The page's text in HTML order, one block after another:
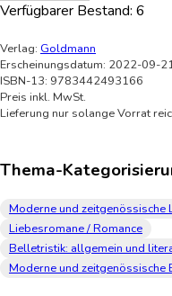
Verfügbarer Bestand: 6
Verlag: Goldmann
Erscheinungsdatum: 2022-09-
ISBN-13: 9783442493166
Preis inkl. MwSt.
Lieferung nur solange Vorrat
Thema-
Moderne und zeitgenössische
Liebesromane / Romance
Belletristik: allgemein und
Moderne und